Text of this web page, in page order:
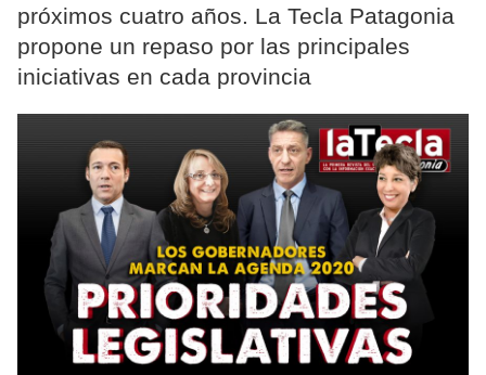
próximos cuatro años. La Tecla Patagonia
propone un repaso por las principales
iniciativas en cada provincia